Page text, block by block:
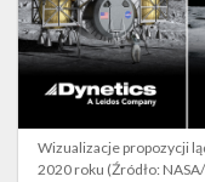
Wizualizacje propozycji
2020 roku (Źródło: